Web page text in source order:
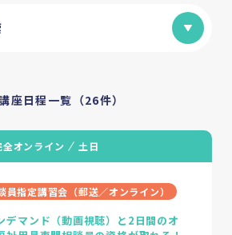
座日程一覧（26件）
全オンライン 土日
員指定講習会（郵送／オンライン）
マンド（動画視聴）と2日間のオ